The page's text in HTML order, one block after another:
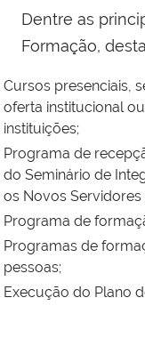
Dentre as
Formação,
Cursos presenciais,
oferta institucional
instituições;
Programa de
do Seminário de
os Novos Servidores
Programa de
Programas de
pessoas;
Execução do Plano